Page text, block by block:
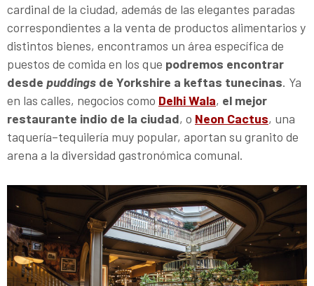
cardinal de la ciudad, además de las elegantes paradas
correspondientes a la venta de productos alimentarios y
distintos bienes, encontramos un área específica de
puestos de comida en los que podremos encontrar
desde puddings de Yorkshire a keftas tunecinas. Ya
en las calles, negocios como Delhi Wala, el mejor
restaurante indio de la ciudad, o Neon Cactus, una
taquería–tequilería muy popular, aportan su granito de
arena a la diversidad gastronómica comunal.